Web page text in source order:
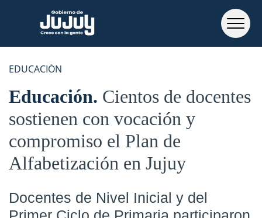
EDUCACIÓN
Educación Cientos de docentes
sostienen con vocación y
compromiso el Plan de
Alfabetización en Jujuy
Docentes de Nivel Inicial y del